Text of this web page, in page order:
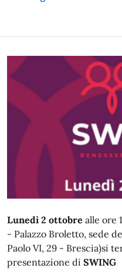
Lunedì 2 ottobre alle ore
- Palazzo Broletto, sede
Paolo VI, 29 - Brescia)si
presentazione di SWING